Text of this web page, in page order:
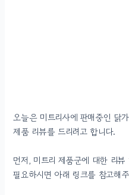
오늘은 미트리사에 판매중인 닭
제품 리뷰를 드리려고 합니다.
먼저, 미트리 제품군에 대한 리
필요하시면 아래 링크를 참고해